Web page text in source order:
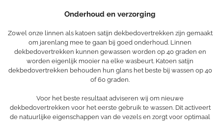
Onderhoud en verzorging
Zowel onze linnen als katoen satijn dekbedovertrekken zijn gemaakt
om jarenlang mee te gaan bij goed onderhoud. Linnen
dekbedovertrekken kunnen gewassen worden op 40 graden en
worden eigenlijk mooier na elke wasbeurt. Katoen satijn
dekbedovertrekken behouden hun glans het beste bij wassen op 40
of 60 graden.
Voor het beste resultaat adviseren wij om nieuwe
dekbedovertrekken voor het eerste gebruik te wassen. Dit activeert
de natuurlijke eigenschappen van de vezels en zorgt voor optimaal